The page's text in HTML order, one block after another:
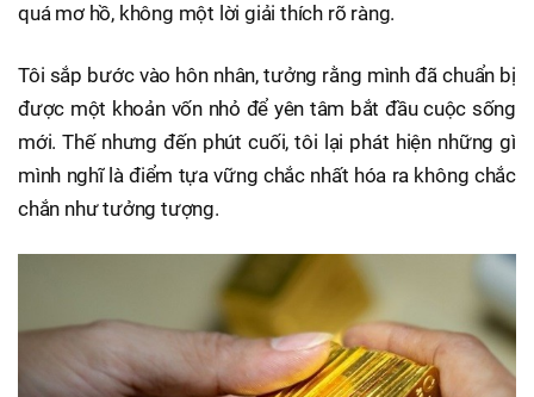
quá mơ hồ, không một lời giải thích rõ ràng.
Tôi sắp bước vào hôn nhân, tưởng rằng mình đã chuẩn bị
được một khoản vốn nhỏ để yên tâm bắt đầu cuộc sống
mới. Thế nhưng đến phút cuối, tôi lại phát hiện những gì
mình nghĩ là điểm tựa vững chắc nhất hóa ra không chắc
chắn như tưởng tượng.